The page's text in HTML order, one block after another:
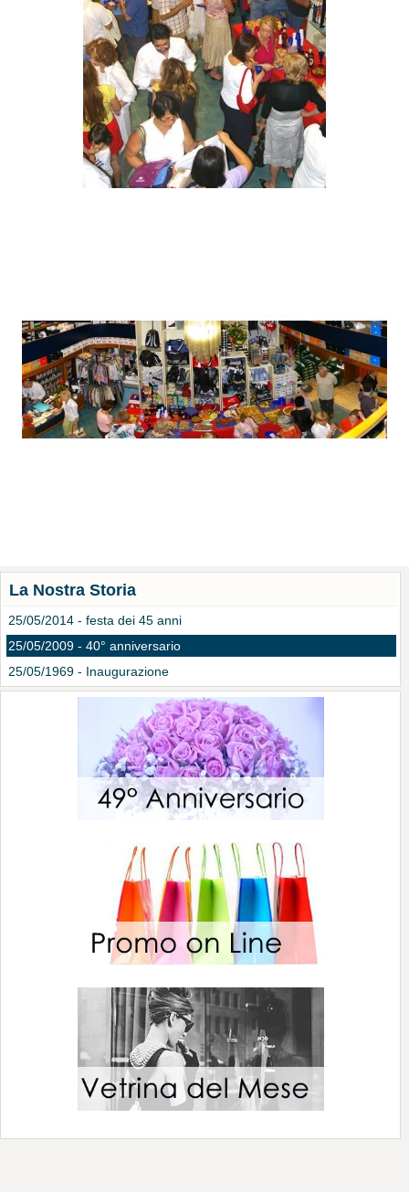
La Nostra Storia
25/05/2014 - festa dei 45 anni
25/05/2009 - 40° anniversario
25/05/1969 - Inaugurazione